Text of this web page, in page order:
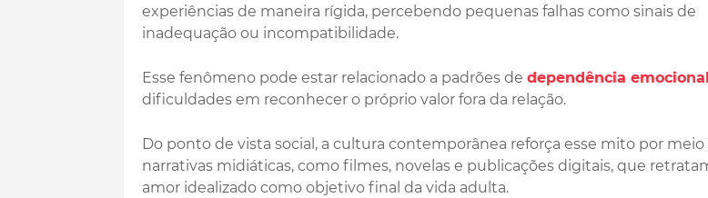
experiências de maneira rígida, percebendo pequenas falhas como sinais de
inadequação ou incompatibilidade.
Esse fenômeno pode estar relacionado a padrões de dependência emocional
dificuldades em reconhecer o próprio valor fora da relação.
Do ponto de vista social, a cultura contemporânea reforça esse mito por meio
narrativas midiáticas, como filmes, novelas e publicações digitais, que
amor idealizado como objetivo final da vida adulta.